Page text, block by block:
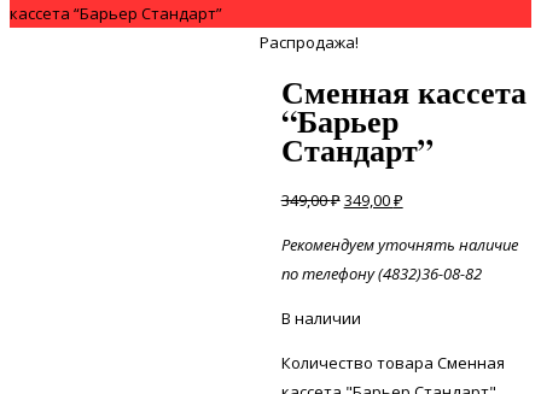
кассета “Барьер Стандарт”
Распродажа!
Сменная кассета
“Барьер
Стандарт”
349,00₽349,00₽
Рекомендуем уточнять наличие
по телефону (4832)36-08-82
В наличии
Количество товара Сменная